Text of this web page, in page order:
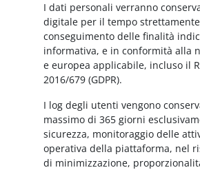
I dati personali verranno
digitale per il tempo
conseguimento delle finalità
informativa, e in conformità alla
e europea applicabile, incluso il
2016/679 (GDPR).
I log degli utenti vengono
massimo di 365 giorni
sicurezza, monitoraggio delle
operativa della piattaforma, nel
di minimizzazione,